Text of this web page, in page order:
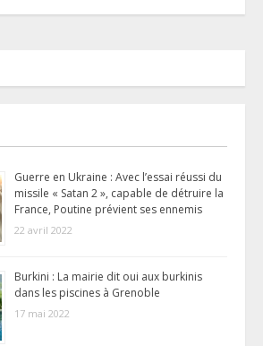
Guerre en Ukraine : Avec l’essai réussi du
missile « Satan 2 », capable de détruire la
France, Poutine prévient ses ennemis
22 avril 2022
Burkini : La mairie dit oui aux burkinis
dans les piscines à Grenoble
17 mai 2022